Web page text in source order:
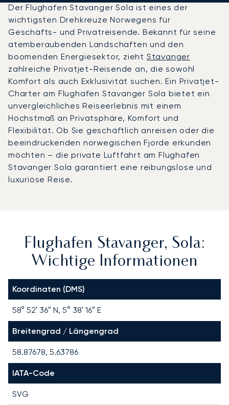
Der Flughafen Stavanger Sola ist eines der
wichtigsten Drehkreuze Norwegens für
Geschäfts- und Privatreisende. Bekannt für seine
atemberaubenden Landschaften und den
boomenden Energiesektor, zieht Stavanger
zahlreiche Privatjet-Reisende an, die sowohl
Komfort als auch Exklusivität suchen. Ein Privatjet-
Charter am Flughafen Stavanger Sola bietet ein
unvergleichliches Reiseerlebnis mit einem
Höchstmaß an Privatsphäre, Komfort und
Flexibilität. Ob Sie geschäftlich anreisen oder die
beeindruckenden norwegischen Fjorde erkunden
möchten – die private Luftfahrt am Flughafen
Stavanger Sola garantiert eine reibungslose und
luxuriöse Reise.
Flughafen Stavanger, Sola:
Wichtige Informationen
Koordinaten (DMS)
58° 52′ 36″ N, 5° 38′ 16″ E
Breitengrad / Längengrad
58.87678, 5.63786
IATA-Code
SVG